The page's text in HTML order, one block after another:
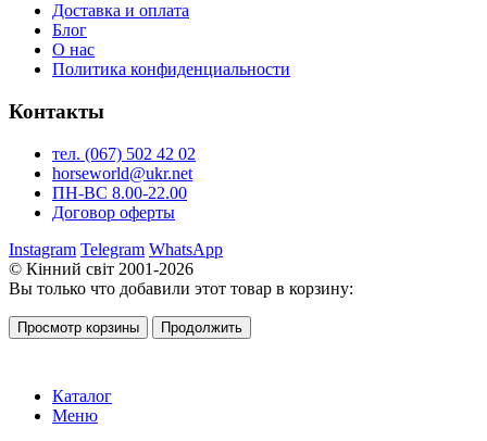
Доставка и оплата
Блог
О нас
Политика конфиденциальности
Контакты
тел. (067) 502 42 02
horseworld@ukr.net
ПН-ВС 8.00-22.00
Договор оферты
Instagram Telegram WhatsApp
© Кінний світ 2001-2026
Вы только что добавили этот товар в корзину:
Просмотр корзины Продолжить
Каталог
Меню